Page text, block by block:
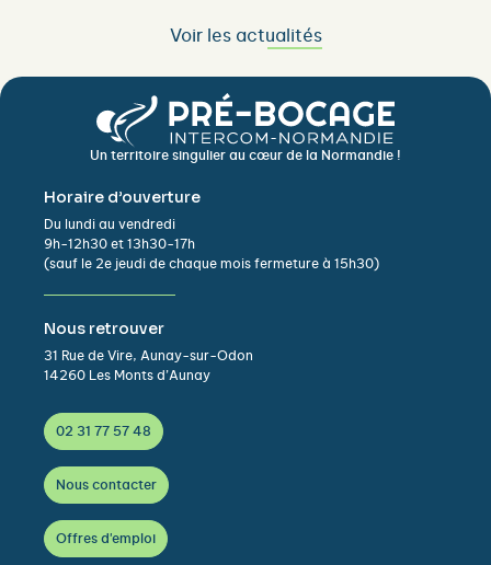
Voir les actualités
Un territoire singulier au cœur de la Normandie !
Horaire d’ouverture
Du lundi au vendredi
9h-12h30 et 13h30-17h
(sauf le 2e jeudi de chaque mois fermeture à 15h30)
Nous retrouver
31 Rue de Vire, Aunay-sur-Odon
14260 Les Monts d’Aunay
02 31 77 57 48
Nous contacter
Offres d'emploi